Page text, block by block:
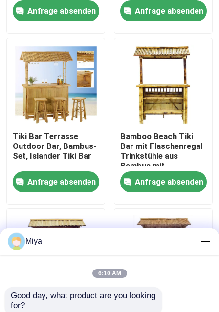
Produkte
Videos
Über uns
Fabrik-Ausflug
Qualitätskontrolle
Nachrichten
Bambusrohstoff
traditionellen
polynesischen Stil,
Outdoor-
oder Home
Entertainment
Anfrage absenden Anfrage absenden
Tiki Bar Terrasse
Outdoor Bar, Bambus-
Set, Islander Tiki Bar
Anfrage absenden
Bamboo Beach Tiki
Bar mit Flaschenregal
Trinkstühle aus
Bambus mit
Rückenstütze
Anfrage absenden
Bambus Außenbar
Miya
6:10 AM
Good day, what product are you looking
for?